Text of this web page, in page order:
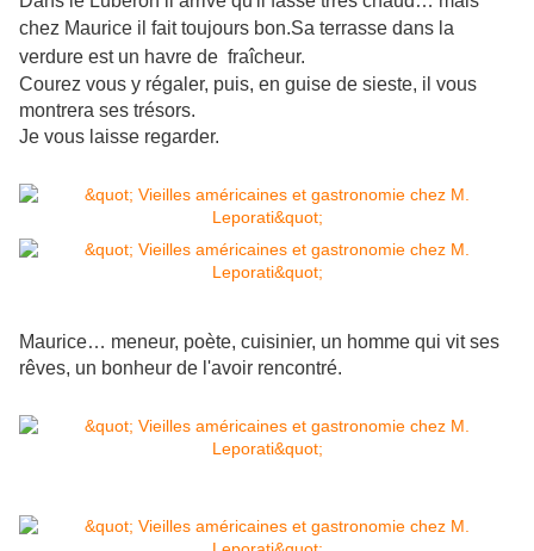
chez Maurice il fait toujours bon.Sa terrasse dans la
verdure est un havre de fraîcheur.
Courez vous y régaler, puis, en guise de sieste, il vous
montrera ses trésors.
Je vous laisse regarder.
Maurice… meneur, poète, cuisinier, un homme qui vit ses
rêves, un bonheur de l'avoir rencontré.